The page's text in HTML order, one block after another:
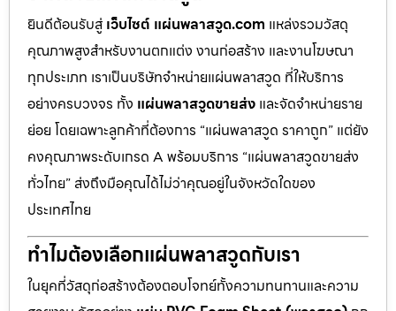
ยินดีต้อนรับสู่ เว็บไซต์ แผ่นพลาสวูด.com แหล่งรวมวัสดุ
คุณภาพสูงสำหรับงานตกแต่ง งานก่อสร้าง และงานโฆษณา
ทุกประเภท เราเป็นบริษัทจำหน่ายแผ่นพลาสวูด ที่ให้บริการ
อย่างครบวงจร ทั้ง แผ่นพลาสวูดขายส่ง และจัดจำหน่ายราย
ย่อย โดยเฉพาะลูกค้าที่ต้องการ “แผ่นพลาสวูด ราคาถูก” แต่ยัง
คงคุณภาพระดับเกรด A พร้อมบริการ “แผ่นพลาสวูดขายส่ง
ทั่วไทย” ส่งถึงมือคุณได้ไม่ว่าคุณอยู่ในจังหวัดใดของ
ประเทศไทย
ทำไมต้องเลือกแผ่นพลาสวูดกับเรา
ในยุคที่วัสดุก่อสร้างต้องตอบโจทย์ทั้งความทนทานและความ